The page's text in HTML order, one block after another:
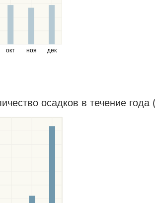
окт ноя дек
осадков в течение года